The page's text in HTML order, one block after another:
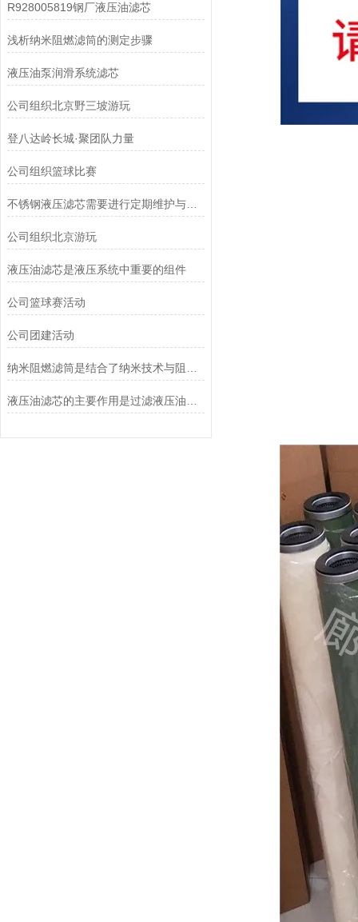
R928005819钢厂液压油滤芯
浅析纳米阻燃滤筒的测定步骤
液压油泵润滑系统滤芯
公司组织北京野三坡游玩
登八达岭长城·聚团队力量
公司组织篮球比赛
不锈钢液压滤芯需要进行定期维护与清洁
公司组织北京游玩
液压油滤芯是液压系统中重要的组件
公司篮球赛活动
公司团建活动